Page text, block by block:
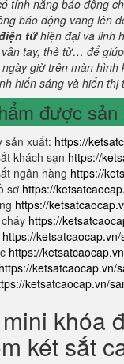
tính năng báo động
báo động vang lên
tửhiện đại và linh
tay, thẻ từ… để
giờ trên màn
hiển sáng và hiển
được
sản xuất: https://
khách sạn https://
ngân hàng https://
sơ https://
https://
https://
https://
https://
https://ketsatcaocap.vn/
ketsatcaocap.vn/
khóa
két sắt